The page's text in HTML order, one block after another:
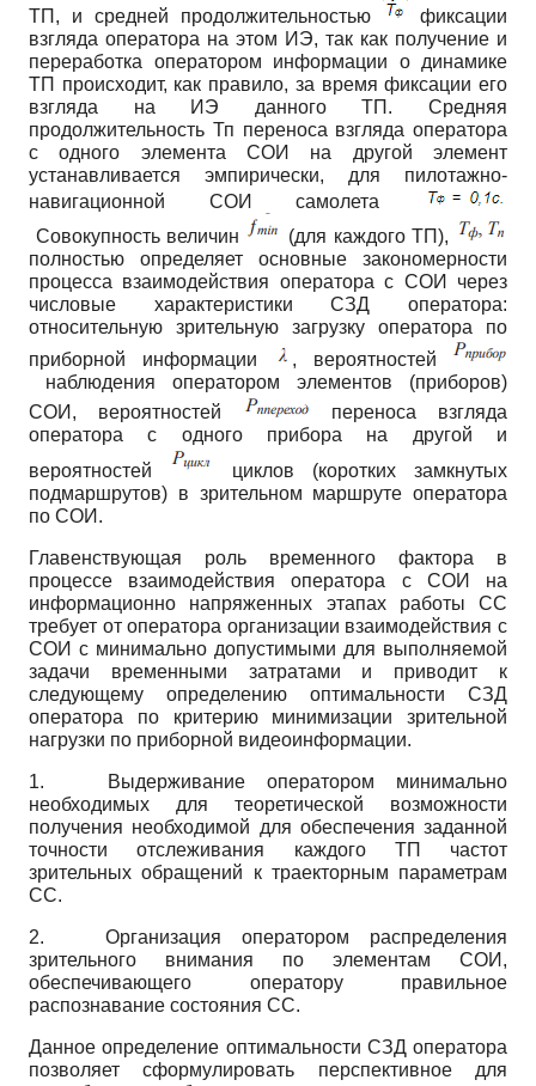
ТП, и средней продолжительностью
фиксации
взгляда оператора на этом ИЭ, так как получение и
переработка оператором информации о динамике
ТП происходит, как правило, за время фиксации его
взгляда на ИЭ данного ТП. Средняя
продолжительность Тп переноса взгляда оператора
с одного элемента СОИ на другой элемент
устанавливается эмпирически, для пилотажно-
навигационной СОИ самолета
Совокупность величин
(для каждого ТП),
полностью определяет основные закономерности
процесса взаимодействия оператора с СОИ через
числовые характеристики СЗД оператора:
относительную зрительную загрузку оператора по
приборной информации
, вероятностей
наблюдения оператором элементов (приборов)
СОИ, вероятностей
переноса взгляда
оператора с одного прибора на другой и
вероятностей
циклов (коротких замкнутых
подмаршрутов) в зрительном маршруте оператора
по СОИ.
Главенствующая роль временного фактора в
процессе взаимодействия оператора с СОИ на
информационно напряженных этапах работы СС
требует от оператора организации взаимодействия с
СОИ с минимально допустимыми для выполняемой
задачи временными затратами и приводит к
следующему определению оптимальности СЗД
оператора по критерию минимизации зрительной
нагрузки по приборной видеоинформации.
1. Выдерживание оператором минимально
необходимых для теоретической возможности
получения необходимой для обеспечения заданной
точности отслеживания каждого ТП частот
зрительных обращений к траекторным параметрам
СС.
2. Организация оператором распределения
зрительного внимания по элементам СОИ,
обеспечивающего оператору правильное
распознавание состояния СС.
Данное определение оптимальности СЗД оператора
позволяет сформулировать перспективное для